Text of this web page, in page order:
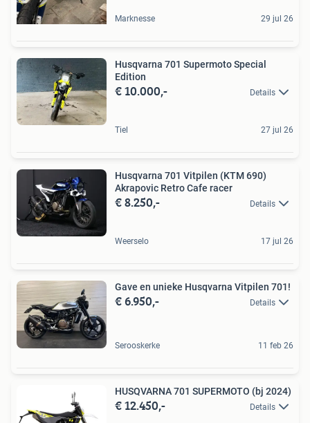
Marknesse 29 jul 26
Husqvarna 701 Supermoto Special
Edition
€ 10.000,- Details
Tiel 27 jul 26
Husqvarna 701 Vitpilen (KTM 690)
Akrapovic Retro Cafe racer
€ 8.250,- Details
Weerselo 17 jul 26
Gave en unieke Husqvarna Vitpilen 701!
€ 6.950,- Details
Serooskerke 11 feb 26
HUSQVARNA 701 SUPERMOTO (bj 2024)
€ 12.450,- Details